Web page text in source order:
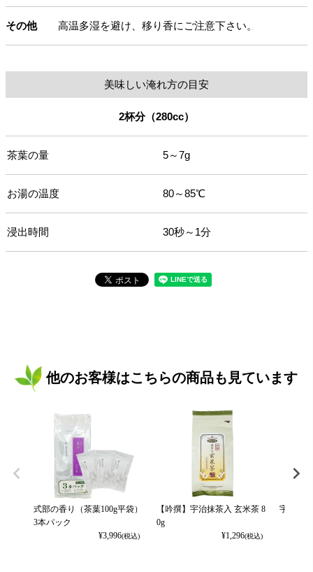
その他 高温多湿を避け、移り香にご注意下さい。
美味しい淹れ方の目安
2杯分（280cc）
茶葉の量 5～7g
お湯の温度 80～85℃
浸出時間 30秒～1分
他のお客様はこちらの商品も見ています
式部の香り（茶葉100g平袋）
3本パック
¥3,996(税込)
【吟撰】宇治抹茶入 玄米茶 8
0g
¥1,296(税込)
宇治抹